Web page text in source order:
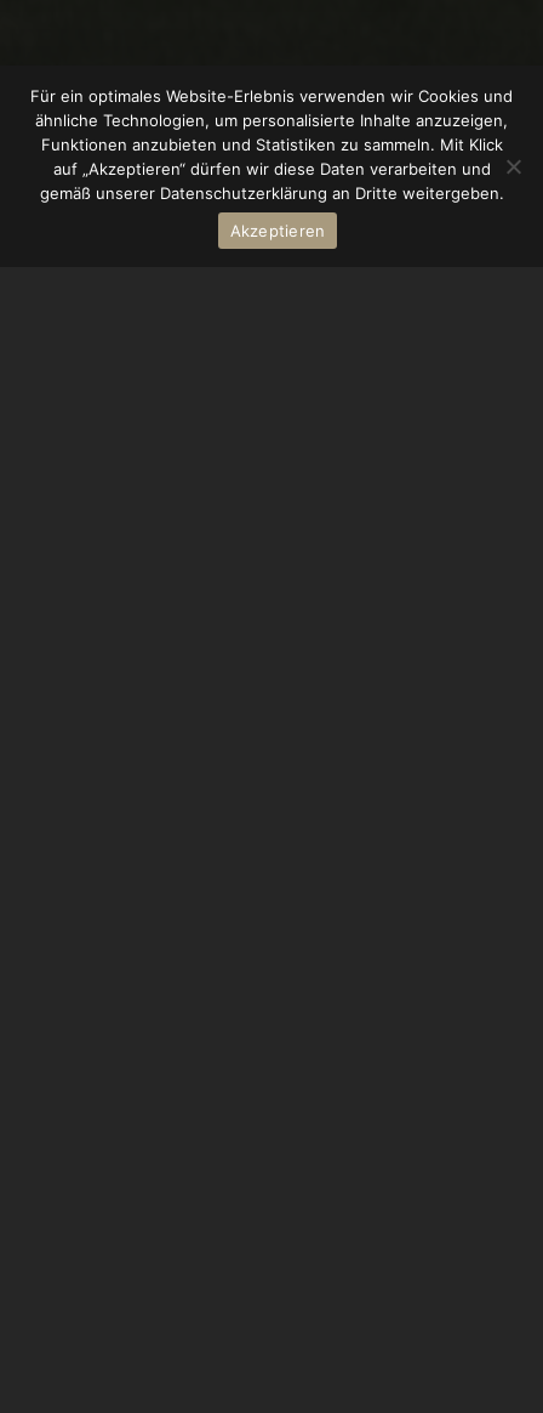
Für ein optimales Website-Erlebnis verwenden wir Cookies und
ähnliche Technologien, um personalisierte Inhalte anzuzeigen,
Funktionen anzubieten und Statistiken zu sammeln. Mit Klick
auf „Akzeptieren“ dürfen wir diese Daten verarbeiten und
gemäß unserer Datenschutzerklärung an Dritte weitergeben.
Akzeptieren